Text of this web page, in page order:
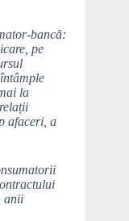
bancă:
pe
la
afaceri, a
anii